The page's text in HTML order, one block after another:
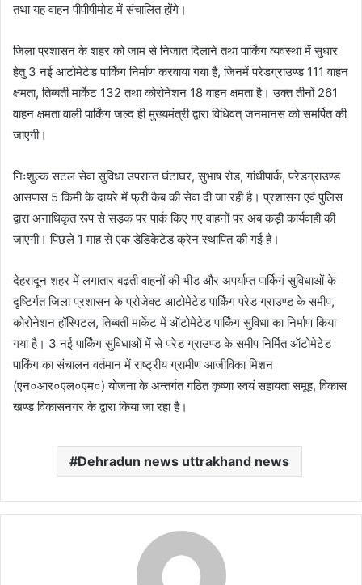
तथा यह वाहन पीपीपीमोड में संचालित होंगे।
जिला प्रशासन के शहर को जाम से निजात दिलाने तथा पार्किंग व्यवस्था में सुधार
हेतु 3 नई आटोमेटेड पार्किंग निर्माण करवाया गया है, जिनमें परेडग्राउण्ड 111 वाहन
क्षमता, तिब्बती मार्केट 132 तथा कोरोनेशन 18 वाहन क्षमता है। उक्त तीनों 261
वाहन क्षमता वाली पार्किंग जल्द ही मुख्यमंत्री द्वारा विधिवत् जनमानस को समर्पित की
जाएगी।
निःशुल्क सटल सेवा सुविधा उपरान्त घंटाघर, सुभाष रोड, गांधीपार्क, परेडग्राउण्ड
आसपास 5 किमी के दायरे में फ्री कैब की सेवा दी जा रही है। प्रशासन एवं पुलिस
द्वारा अनाधिकृत रूप से सड़क पर पार्क किए गए वाहनों पर अब कड़ी कार्यवाही की
जाएगी। पिछले 1 माह से एक डेडिकेटेड क्रेन स्थापित की गई है।
देहरादून शहर में लगातार बढ़ती वाहनों की भीड़ और अपर्याप्त पार्किगं सुविधाओं के
दृष्टिर्गत जिला प्रशासन के प्रोजेक्ट आटोमेटेड पार्किंग परेड ग्राउण्ड के समीप,
कोरोनेशन हॉस्पिटल, तिब्बती मार्केट में ऑटोमेटेड पार्किंग सुविधा का निर्माण किया
गया है। 3 नई पार्किंग सुविधाओं में से परेड ग्राउण्ड के समीप निर्मित ऑटोमेटेड
पार्किंग का संचालन वर्तमान में राष्ट्रीय ग्रामीण आजीविका मिशन
(एन०आर०एल०एम०) योजना के अन्तर्गत गठित कृष्णा स्वयं सहायता समूह, विकास
खण्ड विकासनगर के द्वारा किया जा रहा है।
Dehradun news uttrakhand news